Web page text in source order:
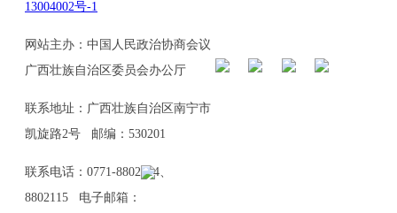
13004002号-1
网站主办：中国人民政治协商会议
广西壮族自治区委员会办公厅
联系地址：广西壮族自治区南宁市
凯旋路2号 邮编：530201
联系电话：0771-8802114、
8802115 电子邮箱：